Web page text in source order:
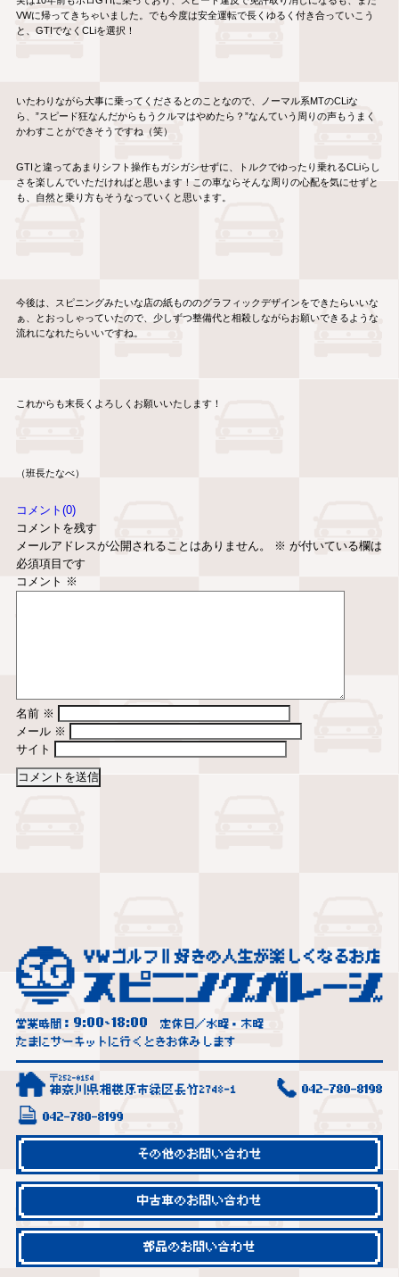
VWに帰ってきちゃいました。でも今度は安全運転で長くゆるく付き合っていこう
と、GTIでなくCLiを選択！
いたわりながら大事に乗ってくださるとのことなので、ノーマル系MTのCLiな
ら、”スピード狂なんだからもうクルマはやめたら？”なんていう周りの声もうまく
かわすことができそうですね（笑）
GTIと違ってあまりシフト操作もガシガシせずに、トルクでゆったり乗れるCLiらし
さを楽しんでいただければと思います！この車ならそんな周りの心配を気にせずと
も、自然と乗り方もそうなっていくと思います。
今後は、スピニングみたいな店の紙もののグラフィックデザインをできたらいいな
ぁ、とおっしゃっていたので、少しずつ整備代と相殺しながらお願いできるような
流れになれたらいいですね。
これからも末長くよろしくお願いいたします！
（班長たなべ）
コメント(0)
コメントを残す
メールアドレスが公開されることはありません。
※ が付いている欄は
必須項目です
コメント ※
名前 ※
メール ※
サイト
営業時間： 9:00~18:00
定休日／水曜・木曜
たまにサーキットに行くときお休みします
〒252-0154
神奈川県相模原市緑区長竹2748-1 042-780-8198
042-780-8199
その他のお問い合わせ
中古車のお問い合わせ
部品のお問い合わせ